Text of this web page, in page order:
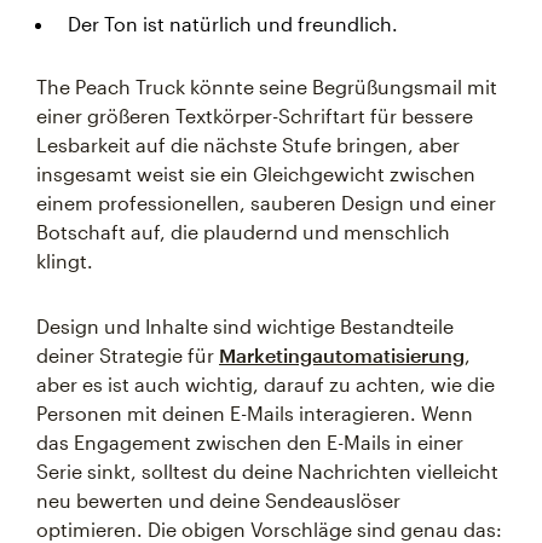
Der Ton ist natürlich und freundlich.
The Peach Truck könnte seine Begrüßungsmail mit
einer größeren Textkörper-Schriftart für bessere
Lesbarkeit auf die nächste Stufe bringen, aber
insgesamt weist sie ein Gleichgewicht zwischen
einem professionellen, sauberen Design und einer
Botschaft auf, die plaudernd und menschlich
klingt.
Design und Inhalte sind wichtige Bestandteile
deiner Strategie für Marketingautomatisierung,
aber es ist auch wichtig, darauf zu achten, wie die
Personen mit deinen E-Mails interagieren. Wenn
das Engagement zwischen den E-Mails in einer
Serie sinkt, solltest du deine Nachrichten vielleicht
neu bewerten und deine Sendeauslöser
optimieren. Die obigen Vorschläge sind genau das: